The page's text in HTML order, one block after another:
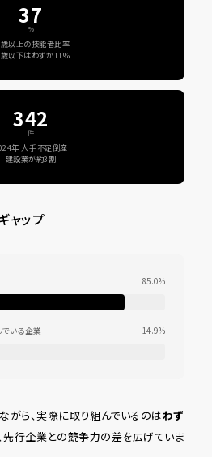
37
%
以上の技能者比率
以下はわずか11%
342
件
年 人手不足倒産
建設業が約3割
ャップ
85.0%
いる企業 14.9%
がら、実際に取り組んでいるのはわず
先行企業との競争力の差を広げていま